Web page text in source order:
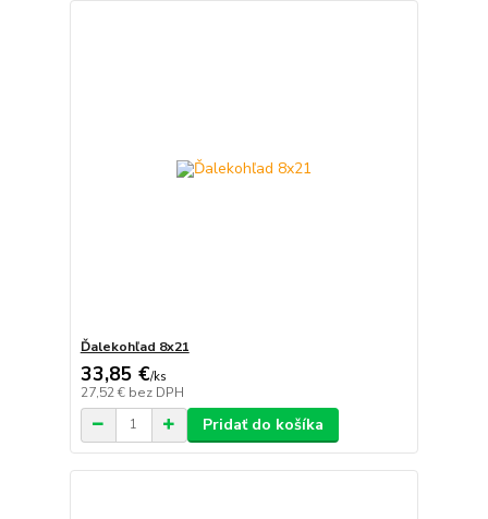
Ďalekohľad 8x21
33,85 €/ks
27,52 € bez DPH
Pridať do košíka